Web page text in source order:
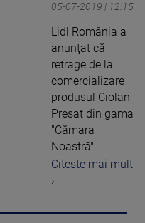
05-07-2019 | 12:15
Lidl România a
anunţat că
retrage de la
comercializare
produsul Ciolan
Presat din gama
"Cămara
Noastră"
Citeste mai mult
›